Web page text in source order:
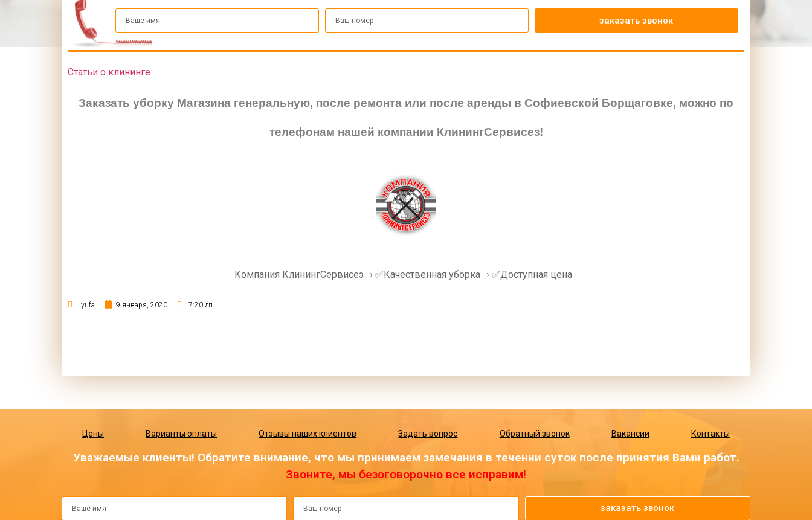
заказать звонок
Статьи о клининге
Заказать уборку Магазина генеральную, после ремонта или после аренды в Софиевской Борщаговке, можно по
телефонам нашей компании КлинингСервисез!
Компания КлинингСервисез › ✅Качественная уборка › ✅Доступная цена
lyufa 9 января, 2020 7:20 дп
Цены Варианты оплаты Отзывы наших клиентов Задать вопрос Обратный звонок Вакансии Контакты
Уважаемые клиенты! Обратите внимание, что мы принимаем замечания в течении суток после принятия Вами работ.
Звоните, мы безоговорочно все исправим!
заказать звонок